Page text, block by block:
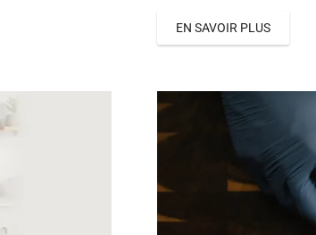
EN SAVOIR PLUS